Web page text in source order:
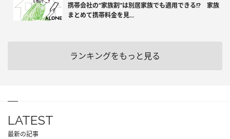
携帯会社の“家族割”は別居家族でも適用できる!? 家族
まとめて携帯料金を見...
ランキングをもっと見る
LATEST
最新の記事